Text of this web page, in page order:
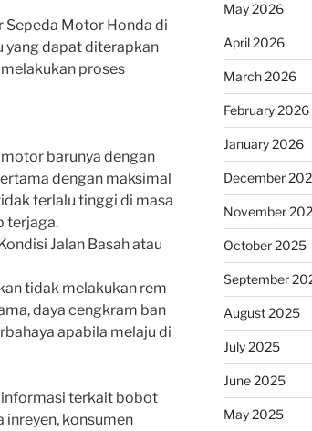
Sepeda Motor Honda di
yang dapat diterapkan
proses
barunya dengan
dengan maksimal
terlalu tinggi di masa
terjaga.
Jalan Basah atau
tidak melakukan rem
daya cengkram ban
apabila melaju di
informasi terkait bobot
inreyen, konsumen
May 2026
April 2026
March 2026
February 2026
January 2026
December
November
October 2025
September
August 2025
July 2025
June 2025
May 2025